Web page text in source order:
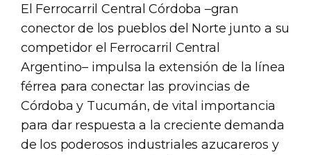
El Ferrocarril Central Córdoba –gran
conector de los pueblos del Norte junto a su
competidor el Ferrocarril Central
Argentino– impulsa la extensión de la línea
férrea para conectar las provincias de
Córdoba y Tucumán, de vital importancia
para dar respuesta a la creciente demanda
de los poderosos industriales azucareros y